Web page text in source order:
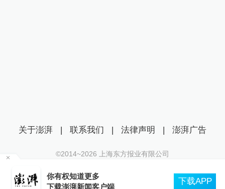
下载APP
段限速运行
关于澎湃 | 联系我们 | 法律声明 | 澎湃广告
©2014~2026 上海东方报业有限公司
互联网新闻信息服务许可证：31120170006